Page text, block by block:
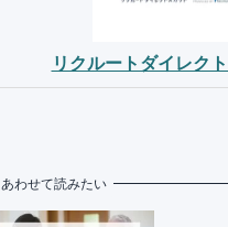
リクルートダイレク
あわせて読みたい